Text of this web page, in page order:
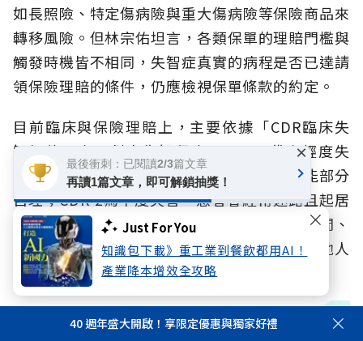
Just For You
知識包下載》重工業到餐飲都用AI！
產業降本增效全攻略
如長照險、特定傷病險與重大傷病險等保險商品來
轉移風險。但林宗佑坦言，各類保單的理賠門檻與
觸發時機皆不相同，失智症真實的病程是否已達請
領保險理賠的條件，仍應檢視保單條款的約定。
目前臨床與保險理賠上，主要依據「CDR臨床失
智評估量表」判定失智程度。CDR 1代表輕度失
智，此時患者記憶力開始下降，日常生活尚能部分
自理；CDR 2為中度失智，患者會經常迷路且起居
需他人協助；CDR 3則屬嚴重失智，患者對時間、
地點及親人常已無法辨識，日常生活完全仰賴他人
照料。
40 週年盛大開啟！享限定優惠與獨家好禮
最後衝刺：已閱讀2/3篇文章
再讀1篇文章，即可解鎖抽獎！
×